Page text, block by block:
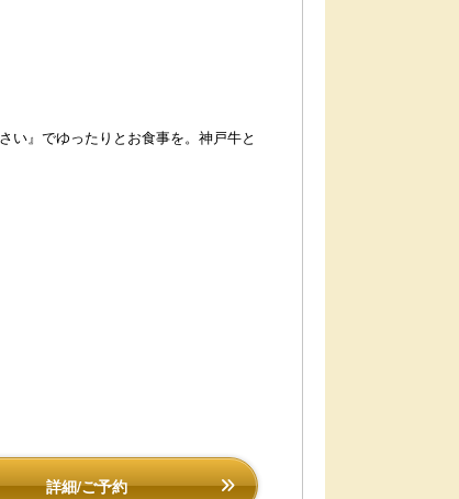
い』でゆったりとお食事を。神戸牛と
詳細/ご予約